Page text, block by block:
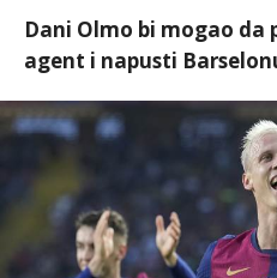
Dani Olmo bi mogao da
agent i napusti